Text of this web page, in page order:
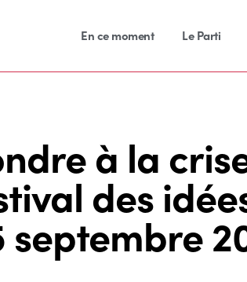
En ce moment Le Parti
à la
des